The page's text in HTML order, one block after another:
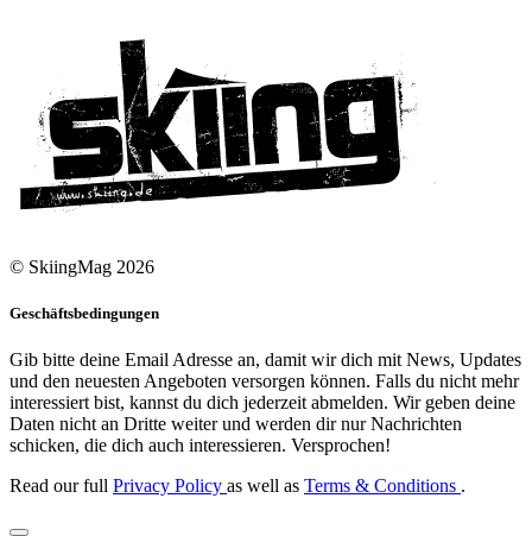
© SkiingMag 2026
Geschäftsbedingungen
Gib bitte deine Email Adresse an, damit wir dich mit News, Updates
und den neuesten Angeboten versorgen können. Falls du nicht mehr
interessiert bist, kannst du dich jederzeit abmelden. Wir geben deine
Daten nicht an Dritte weiter und werden dir nur Nachrichten
schicken, die dich auch interessieren. Versprochen!
Read our full Privacy Policy as well as Terms & Conditions .